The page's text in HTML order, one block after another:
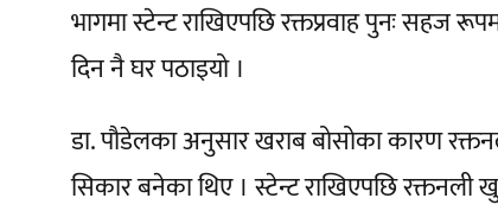
भागमा स्टेन्ट राखिएपछि रक्तप्रवाह पुनः सहज
दिन नै घर पठाइयो ।
डा. पौडेलका अनुसार खराब बोसोका कारण
सिकार बनेका थिए । स्टेन्ट राखिएपछि